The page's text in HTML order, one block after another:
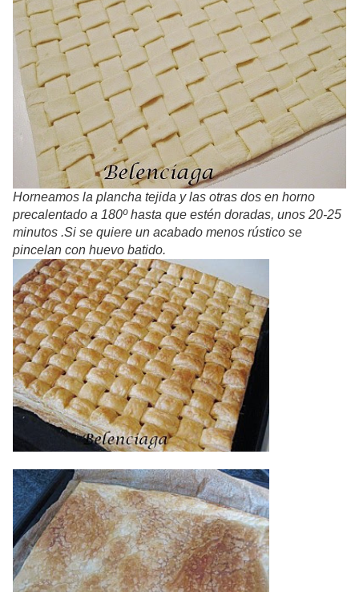
Horneamos la plancha tejida y las otras dos en horno
precalentado a 180º hasta que estén doradas, unos 20-25
minutos .Si se quiere un acabado menos rústico se
pincelan con huevo batido.